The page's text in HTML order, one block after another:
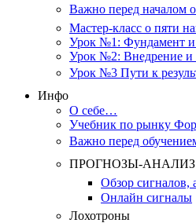
Важно перед началом
Мастер-класс о пяти
Урок №1: Фундамент
Урок №2: Внедрение и
Урок №3 Пути к
Инфо
О себе…
Учебник по рынку
Важно перед
ПРОГНОЗЫ-АНАЛИЗ
Обзор сигналов,
Онлайн сигналы
Лохотроны